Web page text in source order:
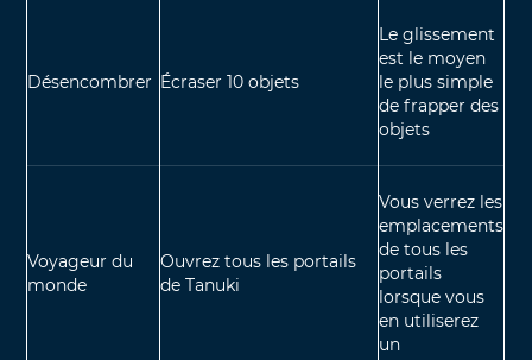
Désencombrer Écraser 10 objets
Le glissement
est le moyen
le plus simple
de frapper des
objets
Voyageur du
monde
Ouvrez tous les portails
de Tanuki
Vous verrez les
emplacements
de tous les
portails
lorsque vous
en utiliserez
un